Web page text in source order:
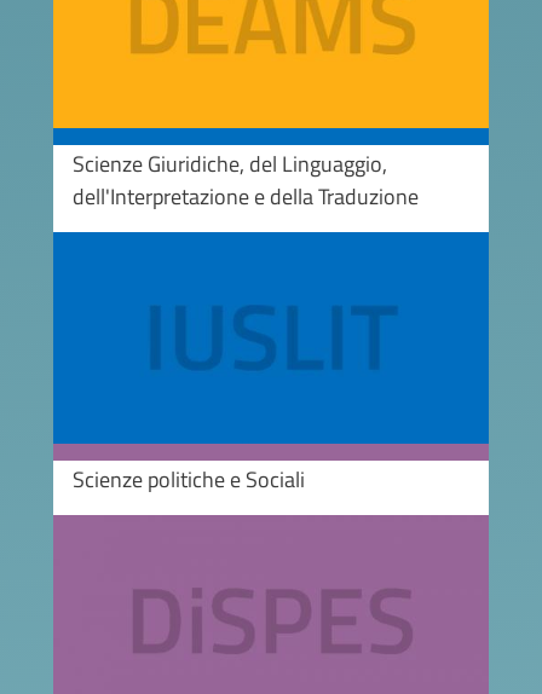
Scienze Giuridiche, del Linguaggio,
dell'Interpretazione e della Traduzione
Scienze politiche e Sociali